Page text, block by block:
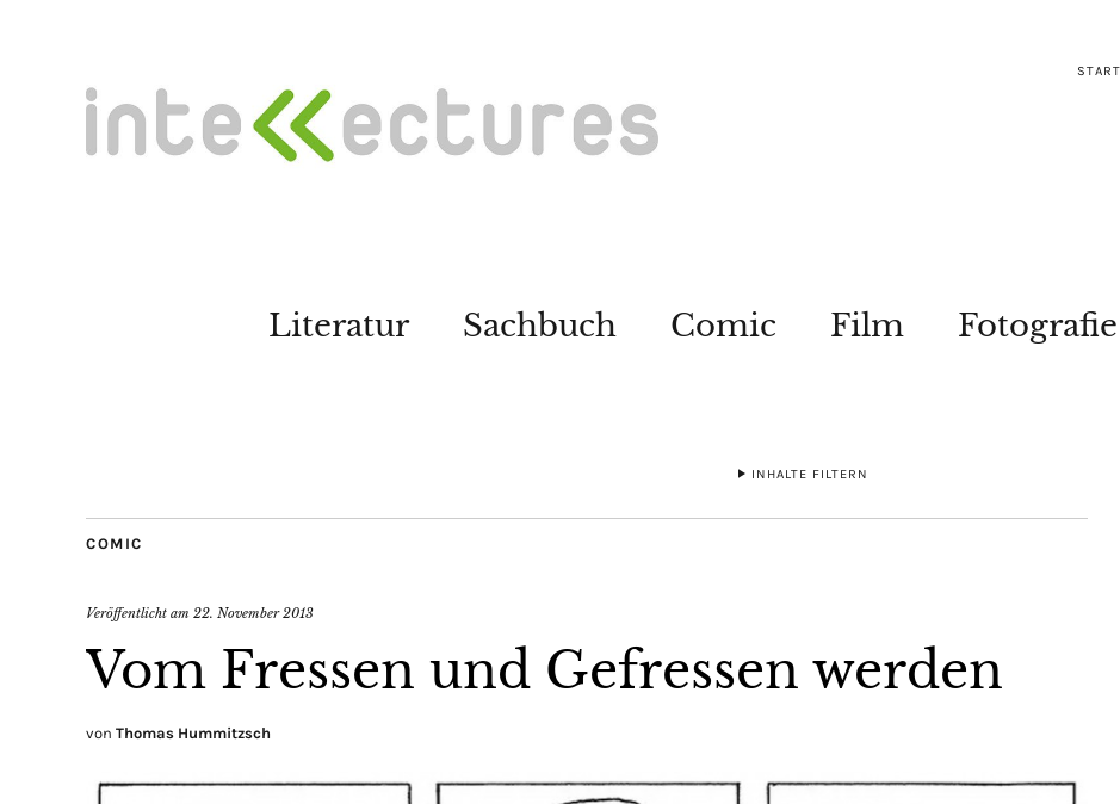
Literatur Sachbuch Comic Film Fotografie
INHALTE FILTERN
COMIC
Veröffentlicht am 22. November 2013
Vom Fressen und Gefressen werden
von Thomas Hummitzsch